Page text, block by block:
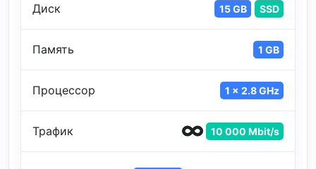
Диск 15 GB SSD
Память 1 GB
Процессор 1 x 2.8 GHz
Трафик 10 000 Mbit/s